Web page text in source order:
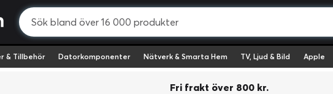
& Tillbehör Datorkomponenter Nätverk & Smarta Hem TV, Ljud & Bild Apple
Fri frakt över 800 kr.